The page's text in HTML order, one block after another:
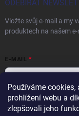
Používáme
prohlížení webu a
zlepšovali jeho
ODEBÍRAT
Vložte svůj e-mail a my
produktech na našem
E-MAIL
Vložením e-mailu